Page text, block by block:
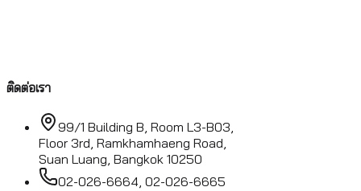
ติดต่อเรา
99/1 Building B, Room L3-B03,
Floor 3rd, Ramkhamhaeng Road,
Suan Luang, Bangkok 10250
02-026-6664, 02-026-6665